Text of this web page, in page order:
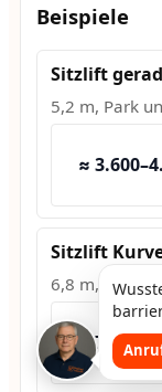
Beispiele
Sitzlift
5,2 m, Park
≈
Sitzlift
6,8 m, 2
≈